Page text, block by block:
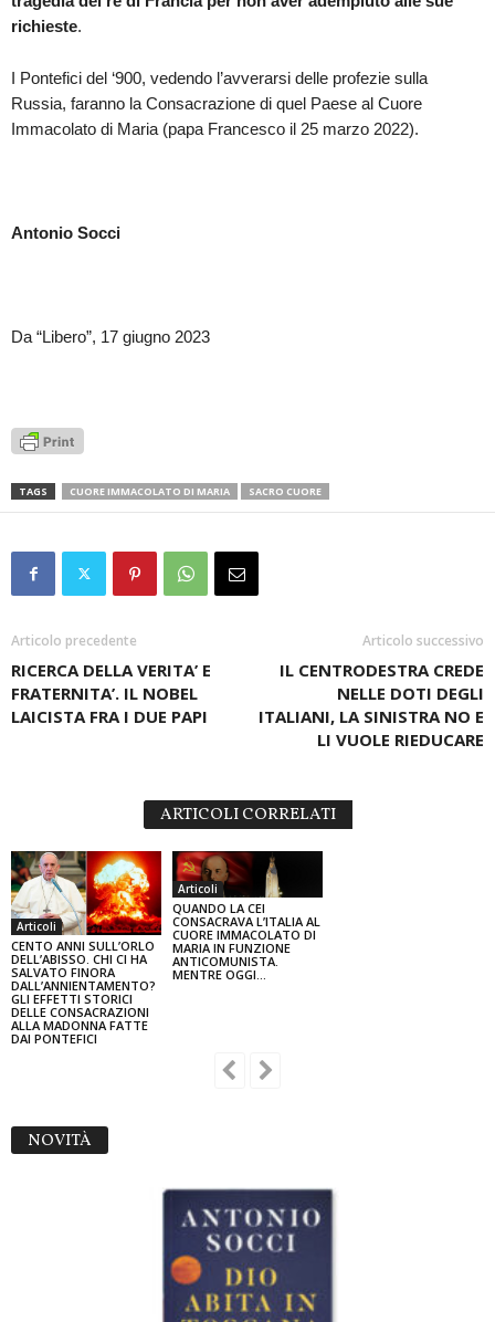
richieste.
I Pontefici del ‘900, vedendo l’avverarsi delle profezie sulla
Russia, faranno la Consacrazione di quel Paese al Cuore
Immacolato di Maria (papa Francesco il 25 marzo 2022).
Antonio Socci
Da “Libero”, 17 giugno 2023
TAGS CUORE IMMACOLATO DI MARIA SACRO CUORE
Articolo precedente
RICERCA DELLA VERITA’ E
FRATERNITA’. IL NOBEL
LAICISTA FRA I DUE PAPI
Articolo successivo
IL CENTRODESTRA CREDE
NELLE DOTI DEGLI
ITALIANI, LA SINISTRA NO E
LI VUOLE RIEDUCARE
ARTICOLI CORRELATI
Articoli
CENTO ANNI SULL’ORLO
DELL’ABISSO. CHI CI HA
SALVATO FINORA
DALL’ANNIENTAMENTO?
GLI EFFETTI STORICI
DELLE CONSACRAZIONI
ALLA MADONNA FATTE
DAI PONTEFICI
Articoli
QUANDO LA CEI
CONSACRAVA L’ITALIA AL
CUORE IMMACOLATO DI
MARIA IN FUNZIONE
ANTICOMUNISTA.
MENTRE OGGI…
NOVITÀ